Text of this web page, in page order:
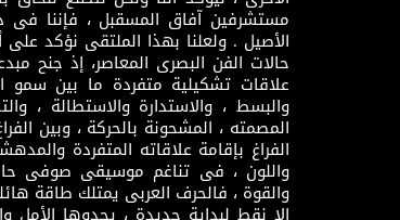
مستشرفين آفاق المسقبل ، فإننا فى
الأصيل . ولعلنا بهذا الملتقى نؤكد
حالات الفن البصرى المعاصر، إذ جنح
علاقات تشكيلية متفردة ما بين
والبسط ، والاستدارة والاستطالة ،
المصمته ، المشحونة بالحركة ، وبين
الفراغ بإقامة علاقاته المتفردة
واللون ، فى تناغم موسيقى صوفى
والقوة ، فالحرف العربى يمتلك طاقة